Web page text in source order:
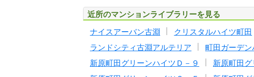
近所のマンションライブラリーを見る
ナイスアーバン古淵 クリスタルハイツ町田
ランドシティ古淵アルテリア
町田ガーデン
新原町田グリーンハイツＤ－９
新原町田グ